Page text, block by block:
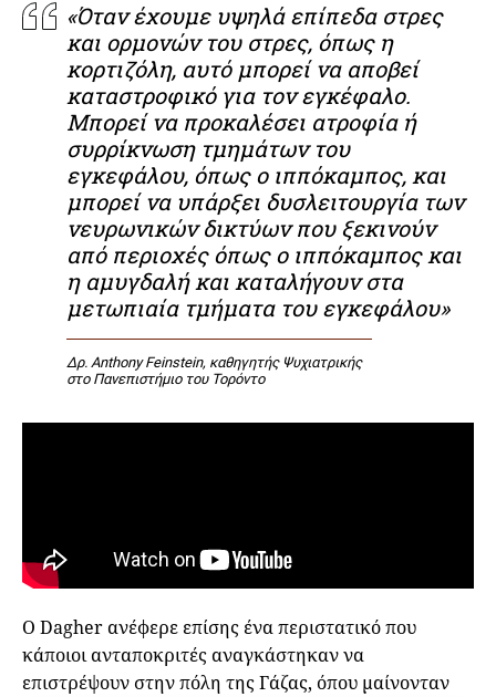
«Όταν έχουμε υψηλά επίπεδα στρες
και ορμονών του στρες, όπως η
κορτιζόλη, αυτό μπορεί να αποβεί
καταστροφικό για τον εγκέφαλο.
Μπορεί να προκαλέσει ατροφία ή
συρρίκνωση τμημάτων του
εγκεφάλου, όπως ο ιππόκαμπος, και
μπορεί να υπάρξει δυσλειτουργία των
νευρωνικών δικτύων που ξεκινούν
από περιοχές όπως ο ιππόκαμπος και
η αμυγδαλή και καταλήγουν στα
μετωπιαία τμήματα του εγκεφάλου»
Δρ. Anthony Feinstein, καθηγητής Ψυχιατρικής
στο Πανεπιστήμιο του Τορόντο
Ο Dagher ανέφερε επίσης ένα περιστατικό που
κάποιοι ανταποκριτές αναγκάστηκαν να
επιστρέψουν στην πόλη της Γάζας, όπου μαίνονταν